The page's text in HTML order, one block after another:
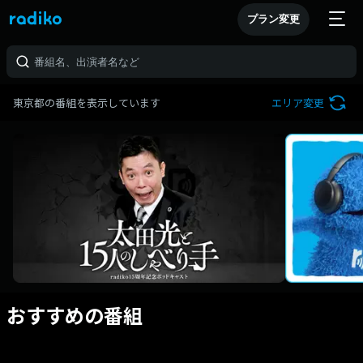
プラン変更
東京都の番組を表示しています エリア変更
おすすめの番組